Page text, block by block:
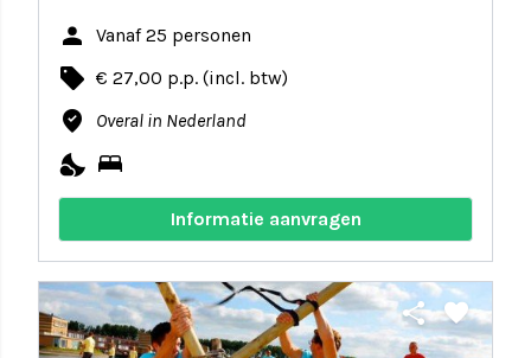
person Vanaf 25 personen
local_offer € 27,00 p.p. (incl. btw)
where_to_vote Overal in Nederland
nights_stay bed
Informatie aanvragen
share favorite